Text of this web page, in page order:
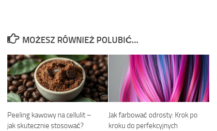
MOŻESZ RÓWNIEŻ POLUBIĆ…
Peeling kawowy na cellulit –
jak skutecznie stosować?
Jak farbować odrosty: Krok po
kroku do perfekcyjnych